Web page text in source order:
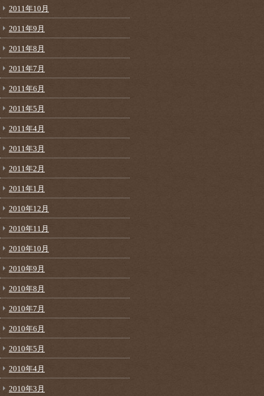
2011年10月
2011年9月
2011年8月
2011年7月
2011年6月
2011年5月
2011年4月
2011年3月
2011年2月
2011年1月
2010年12月
2010年11月
2010年10月
2010年9月
2010年8月
2010年7月
2010年6月
2010年5月
2010年4月
2010年3月